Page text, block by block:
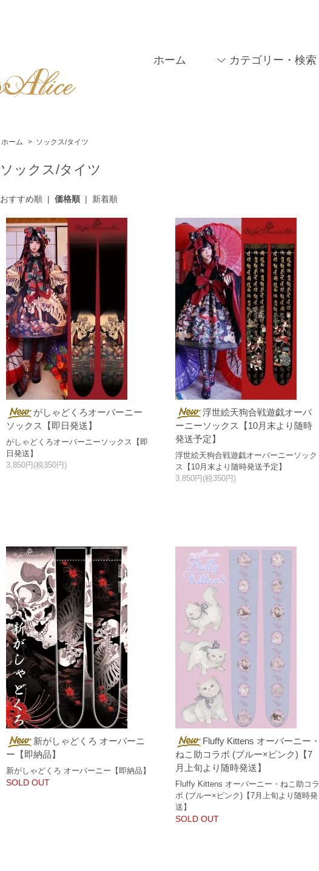
ホーム カテゴリー・検索
ホーム > ソックス/タイツ
ソックス/タイツ
おすすめ順| 価格順| 新着順
がしゃどくろオーバーニー
ソックス【即日発送】
がしゃどくろオーバーニーソックス【即
日発送】
3,850円(税350円)
浮世絵天狗合戦遊戯オーバ
ーニーソックス【10月末より随時
発送予定】
浮世絵天狗合戦遊戯オーバーニーソック
ス【10月末より随時発送予定】
3,850円(税350円)
新がしゃどくろ オーバーニ
ー【即納品】
新がしゃどくろ オーバーニー【即納品】
SOLD OUT
Fluffy Kittens オーバーニー・
ねこ助コラボ (ブルー×ピンク)【7
月上旬より随時発送】
Fluffy Kittens オーバーニー・ねこ助コラ
ボ (ブルー×ピンク)【7月上旬より随時発
送】
SOLD OUT